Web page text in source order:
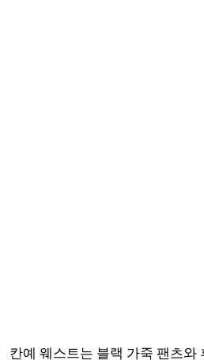
칸예 웨스트는 블랙 가죽 팬츠와